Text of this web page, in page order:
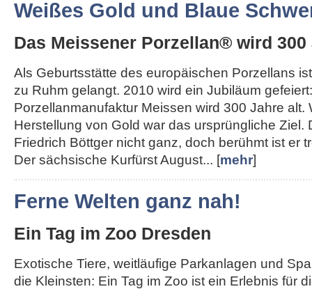
Weißes Gold und Blaue
Das Meissener Porzellan® wird 300
Als Geburtsstätte des europäischen Porzellans
zu Ruhm gelangt. 2010 wird ein Jubiläum
Porzellanmanufaktur Meissen wird 300 Jahre
Herstellung von Gold war das ursprüngliche Ziel.
Friedrich Böttger nicht ganz, doch berühmt ist er
Der sächsische Kurfürst August... [mehr]
Ferne Welten ganz nah!
Ein Tag im Zoo Dresden
Exotische Tiere, weitläufige Parkanlagen und
die Kleinsten: Ein Tag im Zoo ist ein Erlebnis für